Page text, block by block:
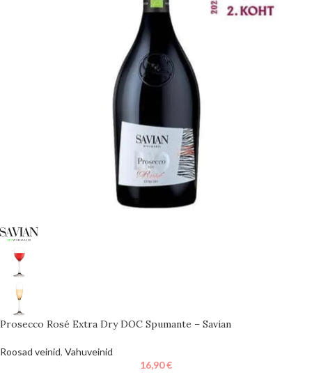
Prosecco Rosé Extra Dry DOC Spumante – Savian
Roosad veinid, Vahuveinid
16,90€